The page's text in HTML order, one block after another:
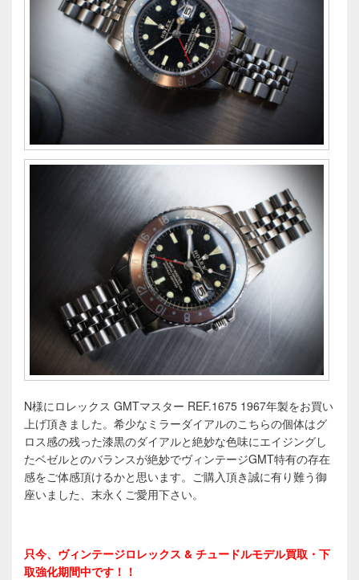
N様にロレックス GMTマスター REF.1675 1967年製をお買い
上げ頂きました。希少なミラーダイアルのこちらの個体はグ
ロス感の残った漆黒のダイアルと絶妙な色味にエイジングし
たベゼルとのバランスが絶妙でヴィンテージGMT特有の存在
感をご体感頂けるかと思います。ご購入頂き誠に有り難う御
座いました、末永くご愛用下さい。
只今、ヴィンテージロレックス & チュードルモデル買取・下
取強化期間中です！！